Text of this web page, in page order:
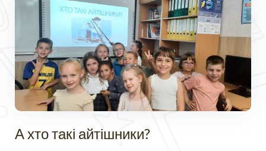
А хто такі айтішники?